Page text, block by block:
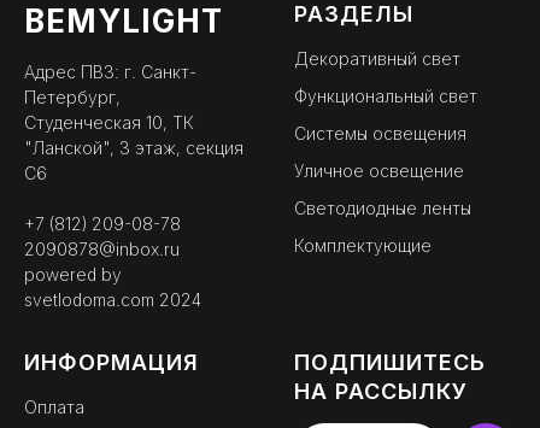
BEMYLIGHT
Адрес ПВЗ: г. Санкт-
Петербург,
Студенческая 10, ТК
"Ланской", 3 этаж, секция
С6
+7 (812) 209-08-78
2090878@inbox.ru
powered by
svetlodoma.com 2024
РАЗДЕЛЫ
Декоративный свет
Функциональный свет
Системы освещения
Уличное освещение
Светодиодные ленты
Комплектующие
ИНФОРМАЦИЯ
Оплата
ПОДПИШИТЕСЬ
НА РАССЫЛКУ